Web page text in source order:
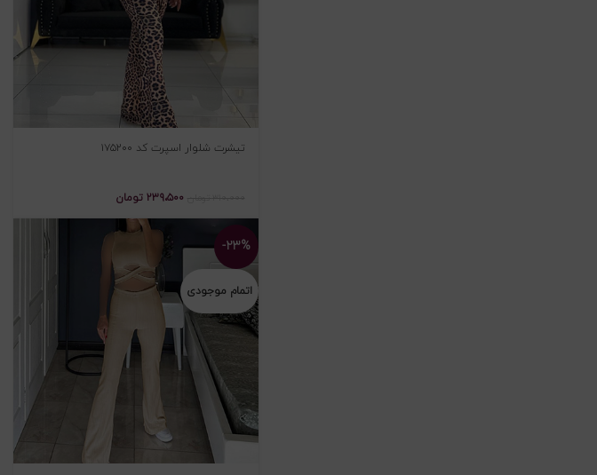
تیشرت شلوار اسپرت کد ۱۷۵۲۰۰
۲۳۹،۵۰۰ تومان
-۲۳%
اتمام موجودی